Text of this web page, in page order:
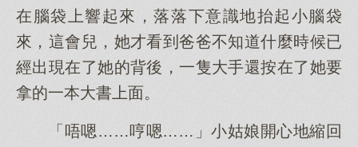
在腦袋上響起來，落落下意識地抬起小腦袋
來，這會兒，她才看到爸爸不知道什麼時候已
經出現在了她的背後，一隻大手還按在了她要
拿的一本大書上面。
「唔嗯……哼嗯……」小姑娘開心地縮回